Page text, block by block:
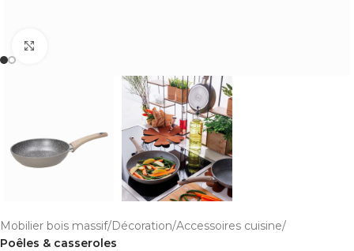
Mobilier bois massif Décoration Accessoires cuisine
Poêles & casseroles